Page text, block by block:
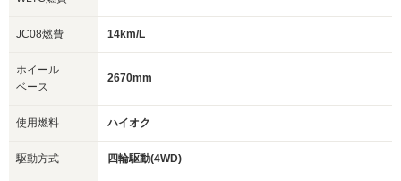
JC08燃費 14km/L
ホイール
ベース
2670mm
使用燃料 ハイオク
駆動方式 四輪駆動(4WD)